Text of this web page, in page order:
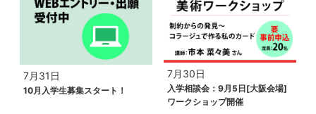
7月31日
10月入学生募集スタート！
7月30日
入学相談会：9月5日[大阪会場]
ワークショップ開催